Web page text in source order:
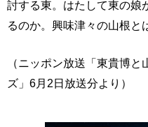
討する東。はたして東の娘
るのか。興味津々の山根と
（ニッポン放送「東貴博
ズ」6月2日放送分より）